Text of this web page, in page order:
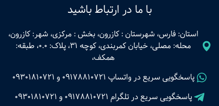
با ما در ارتباط باشید
استان: فارس، شهرستان : کازرون، بخش : مرکزی، شهر: کازرون،
محله: مصلی، خیابان کمربندی، کوچه 31، پلاک: 0.0، طبقه:
همکف،
پاسخگویی سریع در واتساپ 09178810721 و 09301810721
پاسخگویی سریع در تلگرام 09178810721 و 09301810721